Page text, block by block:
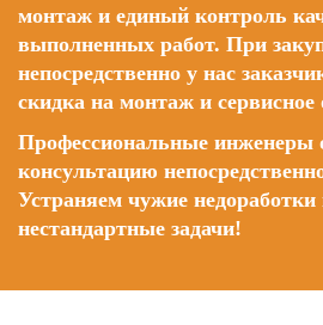
монтаж и единый контроль
выполненных работ. При
непосредственно у нас
скидка на монтаж и сервисное
Профессиональные инженеры
консультацию
Устраняем чужие
нестандартные задачи!